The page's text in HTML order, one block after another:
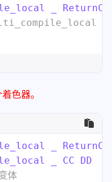
_
SV_Target
// 此处用法类似c++
色器。
_
_ CC DD
体